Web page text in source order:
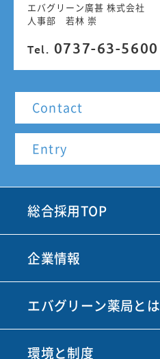
エバグリーン廣甚 株式会社
人事部 若林 崇
Tel. 0737-63-5600
Contact
Entry
総合採用TOP
企業情報
エバグリーン薬局とは
環境と制度